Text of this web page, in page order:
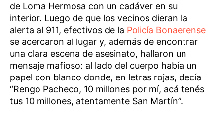
de Loma Hermosa con un cadáver en su
interior. Luego de que los vecinos dieran la
alerta al 911, efectivos de la Policía Bonaerense
se acercaron al lugar y, además de encontrar
una clara escena de asesinato, hallaron un
mensaje mafioso: al lado del cuerpo había un
papel con blanco donde, en letras rojas, decía
“Rengo Pacheco, 10 millones por mí, acá tenés
tus 10 millones, atentamente San Martín”.